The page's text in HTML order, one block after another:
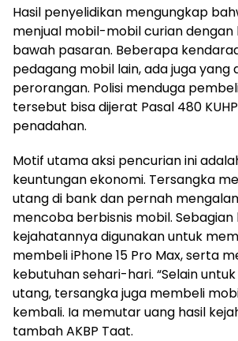
Hasil penyelidikan mengungkap
menjual mobil-mobil curian dengan
bawah pasaran. Beberapa
pedagang mobil lain, ada juga yang
perorangan. Polisi menduga
tersebut bisa dijerat Pasal 480
penadahan.
Motif utama aksi pencurian ini
keuntungan ekonomi. Tersangka
utang di bank dan pernah
mencoba berbisnis mobil. Sebagian
kejahatannya digunakan untuk
membeli iPhone 15 Pro Max, serta
kebutuhan sehari-hari. “Selain
utang, tersangka juga membeli
kembali. Ia memutar uang hasil
tambah AKBP Taat.